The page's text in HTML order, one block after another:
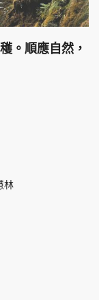
。順應自然，
林